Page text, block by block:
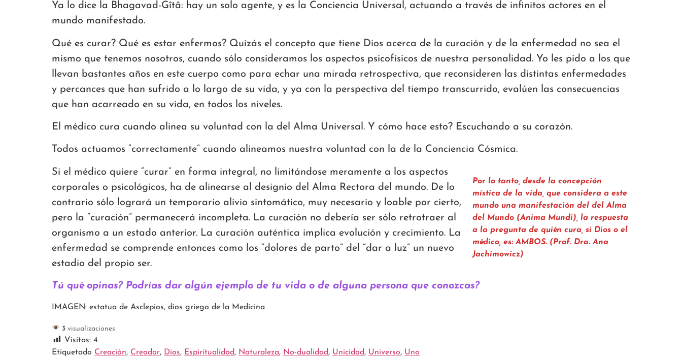
Ya lo dice la Bhagavad-Gîtâ: hay un solo agente, y es la Conciencia Universal, actuando a través de infinitos actores en el
mundo manifestado.
Qué es curar? Qué es estar enfermos? Quizás el concepto que tiene Dios acerca de la curación y de la enfermedad no sea el
mismo que tenemos nosotros, cuando sólo consideramos los aspectos psicofísicos de nuestra personalidad. Yo les pido a los que
llevan bastantes años en este cuerpo como para echar una mirada retrospectiva, que reconsideren las distintas enfermedades
y percances que han sufrido a lo largo de su vida, y ya con la perspectiva del tiempo transcurrido, evalúen las consecuencias
que han acarreado en su vida, en todos los niveles.
El médico cura cuando alinea su voluntad con la del Alma Universal. Y cómo hace esto? Escuchando a su corazón.
Todos actuamos “correctamente” cuando alineamos nuestra voluntad con la de la Conciencia Cósmica.
Si el médico quiere “curar” en forma integral, no limitándose meramente a los aspectos
corporales o psicológicos, ha de alinearse al designio del Alma Rectora del mundo. De lo
contrario sólo logrará un temporario alivio sintomático, muy necesario y loable por cierto,
pero la “curación” permanecerá incompleta. La curación no debería ser sólo retrotraer al
organismo a un estado anterior. La curación auténtica implica evolución y crecimiento. La
enfermedad se comprende entonces como los “dolores de parto” del “dar a luz” un nuevo
estadio del propio ser.
Por lo tanto, desde la concepción
mística de la vida, que considera a este
mundo una manifestación del del Alma
del Mundo (Anima Mundi), la respuesta
a la pregunta de quién cura, si Dios o el
médico, es: AMBOS. (Prof. Dra. Ana
Jachimowicz)
Tú qué opinas? Podrías dar algún ejemplo de tu vida o de alguna persona que conozcas?
IMAGEN: estatua de Asclepios, dios griego de la Medicina
3visualizaciones
Visitas: 4
Etiquetado Creación, Creador, Dios, Espiritualidad, Naturaleza, No-dualidad, Unicidad, Universo, Uno